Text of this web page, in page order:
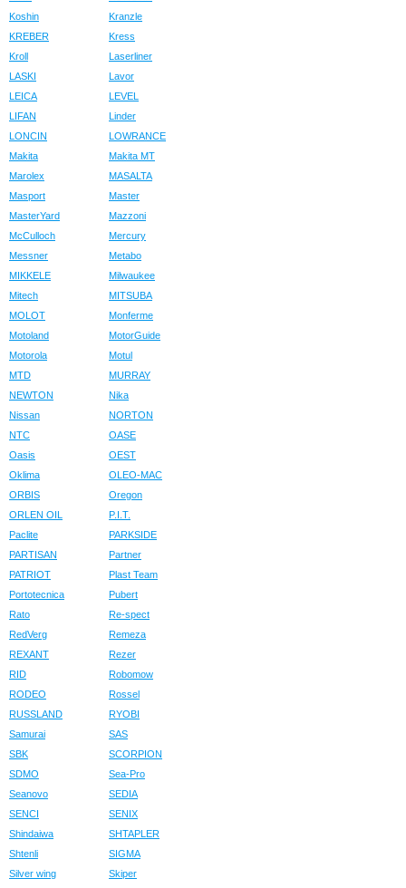
Koshin
Kranzle
KREBER
Kress
Kroll
Laserliner
LASKI
Lavor
LEICA
LEVEL
LIFAN
Linder
LONCIN
LOWRANCE
Makita
Makita MT
Marolex
MASALTA
Masport
Master
MasterYard
Mazzoni
McCulloch
Mercury
Messner
Metabo
MIKKELE
Milwaukee
Mitech
MITSUBA
MOLOT
Monferme
Motoland
MotorGuide
Motorola
Motul
MTD
MURRAY
NEWTON
Nika
Nissan
NORTON
NTC
OASE
Oasis
OEST
Oklima
OLEO-MAC
ORBIS
Oregon
ORLEN OIL
P.I.T.
Paclite
PARKSIDE
PARTISAN
Partner
PATRIOT
Plast Team
Portotecnica
Pubert
Rato
Re-spect
RedVerg
Remeza
REXANT
Rezer
RID
Robomow
RODEO
Rossel
RUSSLAND
RYOBI
Samurai
SAS
SBK
SCORPION
SDMO
Sea-Pro
Seanovo
SEDIA
SENCI
SENIX
Shindaiwa
SHTAPLER
Shtenli
SIGMA
Silver wing
Skiper